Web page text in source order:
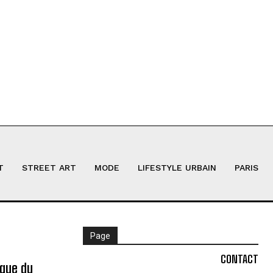
STREET ART MODE LIFESTYLE URBAIN PARIS
du
Page
CONTACT